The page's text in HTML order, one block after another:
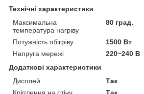
Технічні характеристики
Максимальна
температура нагріву
80 град.
Потужність обігріву
1500 Вт
Напруга мережі
220~240 В
Додаткові характеристики
Дисплей
Так
Кріплення на стіну
Так